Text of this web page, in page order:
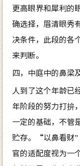
更高眼界和犀利的
确选择，眉清眼秀
决条件，此段的各
来判断。
四，中庭中的鼻梁
人到了这个年龄已
年阶段的努力打拚
一定的基础，不管
贮存。“以鼻看财
官的适配度视为一